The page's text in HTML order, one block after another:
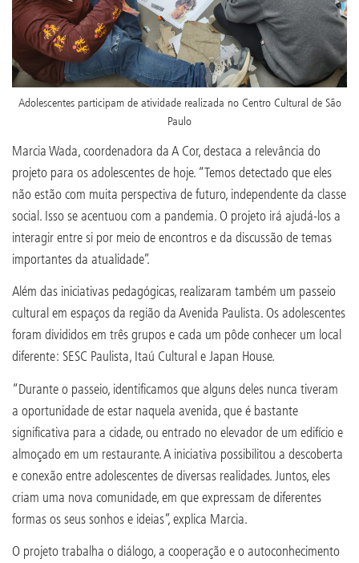
Adolescentes participam de atividade realizada no Centro Cultural de São
Paulo
Marcia Wada, coordenadora da A Cor, destaca a relevância do
projeto para os adolescentes de hoje. “Temos detectado que eles
não estão com muita perspectiva de futuro, independente da classe
social. Isso se acentuou com a pandemia. O projeto irá ajudá-los a
interagir entre si por meio de encontros e da discussão de temas
importantes da atualidade”.
Além das iniciativas pedagógicas, realizaram também um passeio
cultural em espaços da região da Avenida Paulista. Os adolescentes
foram divididos em três grupos e cada um pôde conhecer um local
diferente: SESC Paulista, Itaú Cultural e Japan House.
“Durante o passeio, identificamos que alguns deles nunca tiveram
a oportunidade de estar naquela avenida, que é bastante
significativa para a cidade, ou entrado no elevador de um edifício e
almoçado em um restaurante. A iniciativa possibilitou a descoberta
e conexão entre adolescentes de diversas realidades. Juntos, eles
criam uma nova comunidade, em que expressam de diferentes
formas os seus sonhos e ideias”, explica Marcia.
O projeto trabalha o diálogo, a cooperação e o autoconhecimento